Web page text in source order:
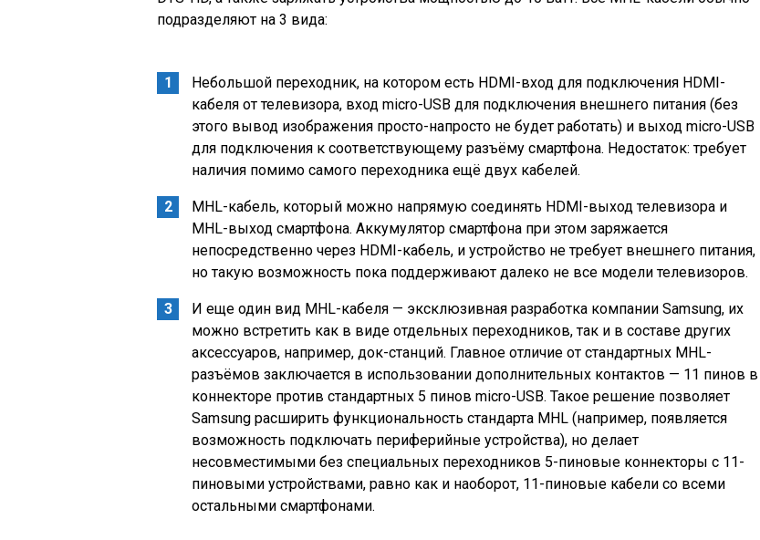
подразделяют на 3 вида:
Небольшой переходник, на котором есть HDMI-вход для подключения HDMI-
кабеля от телевизора, вход micro-USB для подключения внешнего питания (без
этого вывод изображения просто-напросто не будет работать) и выход micro-USB
для подключения к соответствующему разъёму смартфона. Недостаток: требует
наличия помимо самого переходника ещё двух кабелей.
MHL-кабель, который можно напрямую соединять HDMI-выход телевизора и
MHL-выход смартфона. Аккумулятор смартфона при этом заряжается
непосредственно через HDMI-кабель, и устройство не требует внешнего питания,
но такую возможность пока поддерживают далеко не все модели телевизоров.
И еще один вид MHL-кабеля — эксклюзивная разработка компании Samsung, их
можно встретить как в виде отдельных переходников, так и в составе других
аксессуаров, например, док-станций. Главное отличие от стандартных MHL-
разъёмов заключается в использовании дополнительных контактов — 11 пинов в
коннекторе против стандартных 5 пинов micro-USB. Такое решение позволяет
Samsung расширить функциональность стандарта MHL (например, появляется
возможность подключать периферийные устройства), но делает
несовместимыми без специальных переходников 5-пиновые коннекторы с 11-
пиновыми устройствами, равно как и наоборот, 11-пиновые кабели со всеми
остальными смартфонами.